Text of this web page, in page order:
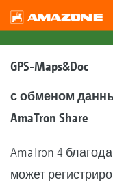
GPS-Maps&Doc
с обменом
AmaTron Share
AmaTron 4
может